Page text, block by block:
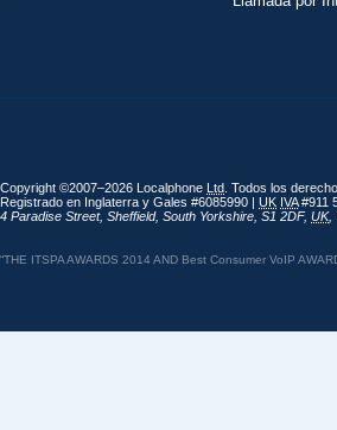
Copyright ©2007–2026 Localphone Ltd . Todos los
Registrado en Inglaterra y Gales #6085990 | UK IVA#911
4 Paradise Street, Sheffield, South Yorkshire S1 2DF, UK,
“THE ITSPA AWARDS 2014 AND Best Consumer VoIP